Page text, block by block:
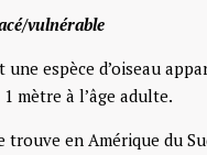
vulnérable
une espèce d’oiseau
mètre à l’âge adulte.
trouve en Amérique du